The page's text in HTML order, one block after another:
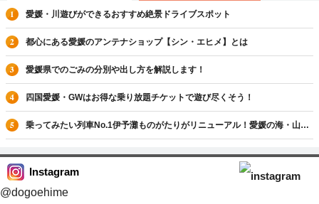
愛媛・川遊びができるおすすめ絶景ドライブスポット
都心にある愛媛のアンテナショップ【シン・エヒメ】とは
愛媛県でのごみの分別や出し方を解説します！
四国愛媛・GWはお得な乗り放題チケットで遊び尽くそう！
乗ってみたい列車No.1伊予灘ものがたりがリニューアル！愛媛の海・山全
てを一人じめ
Instagram
@dogoehime